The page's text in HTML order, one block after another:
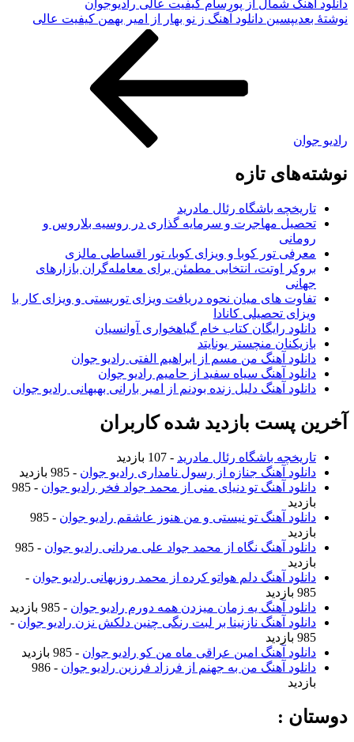
دانلود آهنگ شمال از پورسام کیفیت عالی رادیوجوان
نوشته‌ٔ بعدیپسین دانلود آهنگ ز نو بهار از امیر بهمن کیفیت عالی
رادیو جوان
نوشته‌های تازه
تاریخچه باشگاه رئال مادرید
تحصیل مهاجرت و سرمایه گذاری در روسیه بلاروس و
رومانی
معرفی تور کوبا و ویزای کوبا، تور اقساطی مالزی
بروکر اوتت، انتخابی مطمئن برای معامله‌گران بازارهای
جهانی
تفاوت های میان نحوه دریافت ویزای توریستی و ویزای کار با
ویزای تحصیلی کانادا
دانلود رایگان کتاب خام گیاهخواری آوانسیان
بازیکنان منچستر یونایتد
دانلود آهنگ من مسم از ابراهیم الفتی رادیو جوان
دانلود آهنگ سیاه سفید از حامیم رادیو جوان
دانلود آهنگ دلیل زنده بودنم از امیر بارانی بهبهانی رادیو جوان
آخرین پست بازدید شده کاربران
تاریخچه باشگاه رئال مادرید - 107 بازدید
دانلود آهنگ جنازه از رسول نامداری رادیو جوان - 985 بازدید
دانلود آهنگ تو دنیای منی از محمد جواد فخر رادیو جوان
- 985
بازدید
دانلود آهنگ تو نیستی و من هنوز عاشقم رادیو جوان
- 985
بازدید
دانلود آهنگ نگاه از محمد جواد علی مردانی رادیو جوان
- 985
بازدید
دانلود آهنگ دلم هواتو کرده از محمد روزبهانی رادیو جوان -
985 بازدید
دانلود آهنگ یه زمان میزدن همه دورم رادیو جوان - 985 بازدید
دانلود آهنگ نازنینا بر لبت رنگی چنین دلکش نزن رادیو جوان -
985 بازدید
دانلود آهنگ امین عراقی ماه من کو رادیو جوان - 985 بازدید
دانلود آهنگ من به جهنم از فرزاد فرزین رادیو جوان
- 986
بازدید
دوستان :